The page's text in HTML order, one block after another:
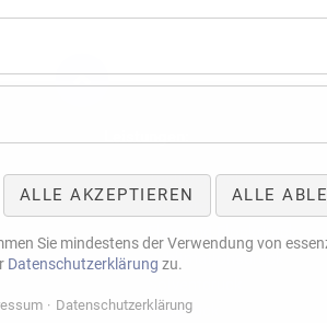
Navigation
überspringen
Textilveredelung
Stickerei
Flex- und Flockdruck
Sublimationsdruck
Siebdruck
ALLE AKZEPTIEREN ALLE
Sie mindestens der Verwendung von
Datenschutzerklärung zu.
Datenschutzerklärung